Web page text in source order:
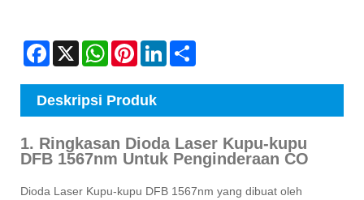
Facebook
X WhatsAppPinterestLinkedIn
Deskripsi Produk
1. Ringkasan Dioda Laser Kupu-kupu
DFB 1567nm Untuk Penginderaan CO
Dioda Laser Kupu-kupu DFB 1567nm yang dibuat oleh